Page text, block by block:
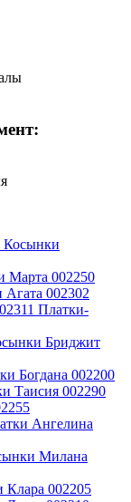
Косынки
Марта 002250
Агата 002302
Платки-
Бриджит
Богдана 002200
Таисия 002290
Ангелина
Милана
Клара 002205